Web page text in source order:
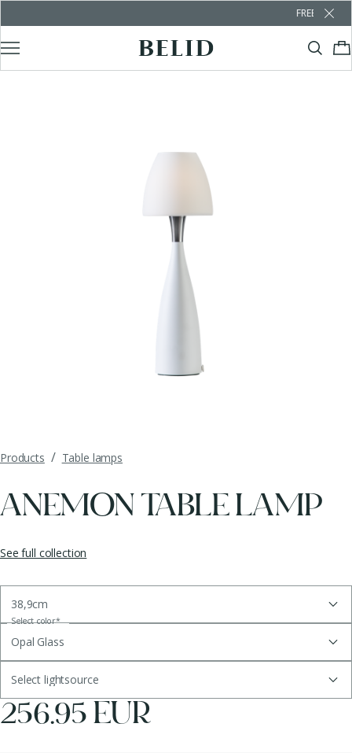
FREE SHIPPING
Products / Table lamps
ANEMON TABLE LAMP
See full collection
38,9cm
Select color*
Opal Glass
Select lightsource
256.95 EUR